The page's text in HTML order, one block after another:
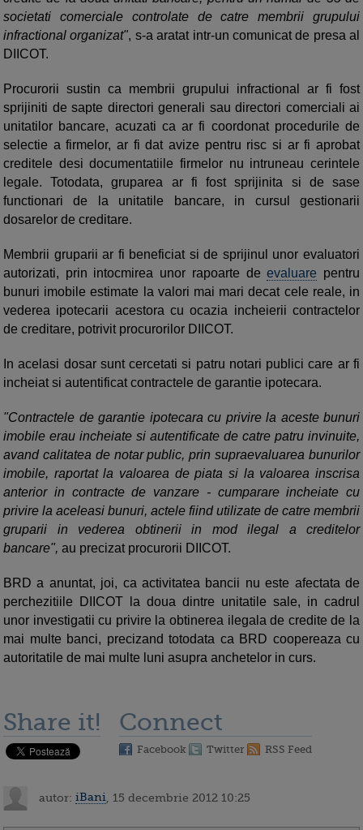
societati comerciale controlate de catre membrii grupului
infractional organizat", s-a aratat intr-un comunicat de presa al
DIICOT.
Procurorii sustin ca membrii grupului infractional ar fi fost
sprijiniti de sapte directori generali sau directori comerciali ai
unitatilor bancare, acuzati ca ar fi coordonat procedurile de
selectie a firmelor, ar fi dat avize pentru risc si ar fi aprobat
creditele desi documentatiile firmelor nu intruneau cerintele
legale. Totodata, gruparea ar fi fost sprijinita si de sase
functionari de la unitatile bancare, in cursul gestionarii
dosarelor de creditare.
Membrii gruparii ar fi beneficiat si de sprijinul unor evaluatori
autorizati, prin intocmirea unor rapoarte deevaluare pentru
bunuri imobile estimate la valori mai mari decat cele reale, in
vederea ipotecarii acestora cu ocazia incheierii contractelor
de creditare, potrivit procurorilor DIICOT.
In acelasi dosar sunt cercetati si patru notari publici care ar fi
incheiat si autentificat contractele de garantie ipotecara.
"Contractele de garantie ipotecara cu privire la aceste bunuri
imobile erau incheiate si autentificate de catre patru invinuite,
avand calitatea de notar public, prin supraevaluarea bunurilor
imobile, raportat la valoarea de piata si la valoarea inscrisa
anterior in contracte de vanzare - cumparare incheiate cu
privire la aceleasi bunuri, actele fiind utilizate de catre membrii
gruparii in vederea obtinerii in mod ilegal a creditelor
bancare", au precizat procurorii DIICOT.
BRD a anuntat, joi, ca activitatea bancii nu este afectata de
perchezitiile DIICOT la doua dintre unitatile sale, in cadrul
unor investigatii cu privire la obtinerea ilegala de credite de la
mai multe banci, precizand totodata ca BRD coopereaza cu
autoritatile de mai multe luni asupra anchetelor in curs.
Share it! Connect
Facebook Twitter RSS Feed
autor: iBani , 15 decembrie 2012 10:25